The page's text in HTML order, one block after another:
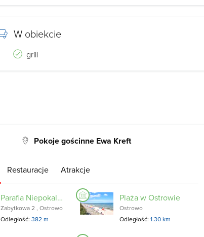
W obiekcie
grill
Pokoje gościnne Ewa Kreft
Restauracje Atrakcje
Parafia Niepokalanego Poczęcia N.M.P. w Ostrowie
Zabytkowa 2 , Ostrowo
Odległość:382 m
Plaża w Ostrowie
Ostrowo
Odległość: 1.30 km